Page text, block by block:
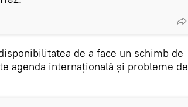
de a face un schimb de
agenda internațională și probleme de